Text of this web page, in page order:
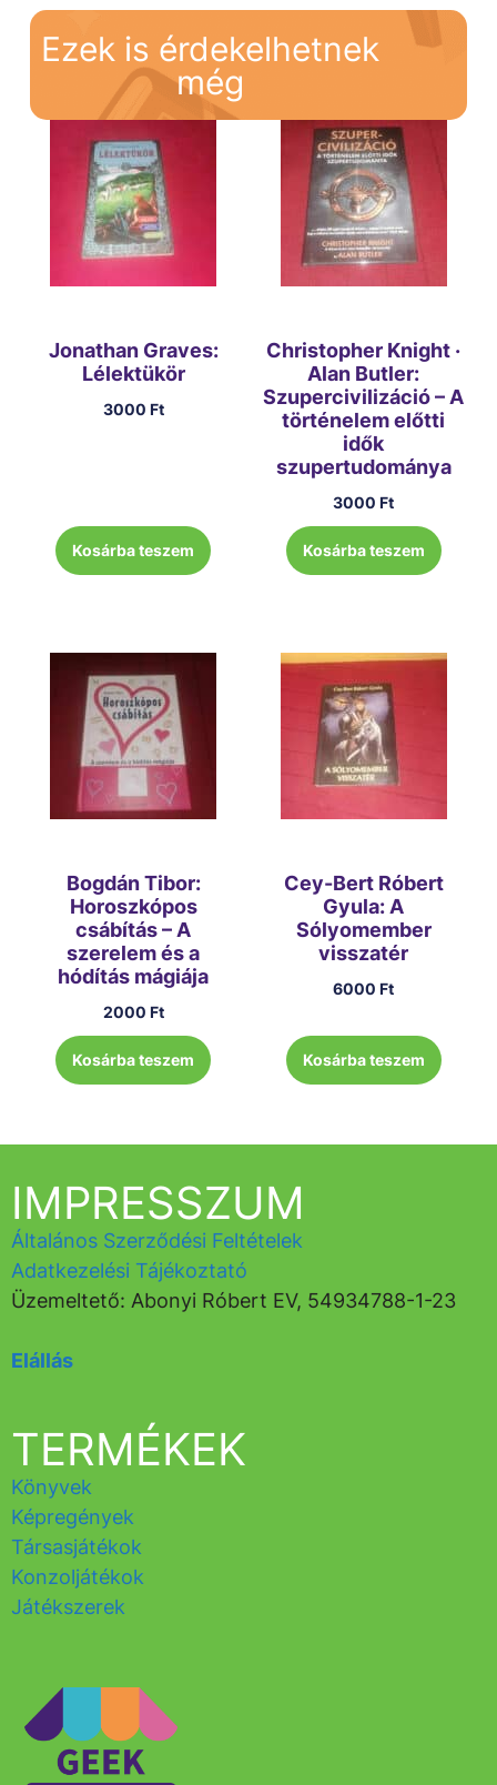
Ezek is érdekelhetnek
még
Jonathan Graves:
Lélektükör
3000 Ft
Kosárba teszem
Christopher Knight ·
Alan Butler:
Szupercivilizáció – A
történelem előtti
idők
szupertudománya
3000Ft
Kosárba teszem
Bogdán Tibor:
Horoszkópos
csábítás – A
szerelem és a
hódítás mágiája
2000 Ft
Kosárba teszem
Cey-Bert Róbert
Gyula: A
Sólyomember
visszatér
6000Ft
Kosárba teszem
TERMÉKEK
Könyvek
Képregények
Társasjátékok
Konzoljátékok
Játékszerek
IMPRESSZUM
Általános Szerződési Feltételek
Adatkezelési Tájékoztató
Üzemeltető: Abonyi Róbert EV, 54934788-1-23
Elállás